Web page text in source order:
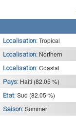
Localisation: Tropical
Localisation: Northern
Localisation: Coastal
Pays: Haiti (82.05 %)
Etat: Sud (82.05 %)
Saison: Summer